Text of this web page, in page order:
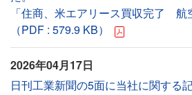
「住商、米エアリース買収完了 航
（PDF : 579.9 KB）
2026年04月17日
日刊工業新聞の5面に当社に関する